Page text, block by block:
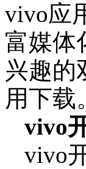
vivo应
富媒体
兴趣的
用下载
vivo
vivo